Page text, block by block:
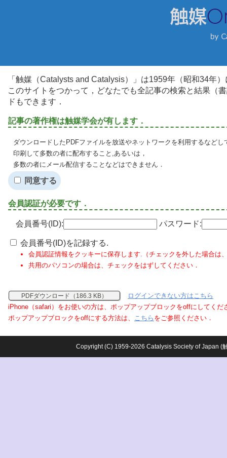
「触媒（Catalysts and Catalysis）」は1959年（昭和34年
このサイトをつかって，どなたでも全記事の検索と結果（
ドもできます．
記事の著作権は触媒学会が有します．
ダウンロードしたPDFファイルを放送やネットワークを利用するなど
印刷して多数の者に配布すること,あるいは，
多数の者にメール配信することなどはできません．
同意する
会員認証が必要です．
会員番号(ID): パスワード:
会員番号(ID)を記録する.
会員認証情報をクッキーに保存します.（チェックを外した場合は
共用のパソコンの場合は、チェックをはずしてください．
PDFダウンロード（186.3 KB）
ログインできない方はこちら
iPhone（safari）をお使いの方は、ポップアップブロックをoffにしてくだ
ポップアップブロックをoffにする方法は、 こちら をご参照ください．
Copyright (C) 1959-2026 Catalysis Society of Japan (